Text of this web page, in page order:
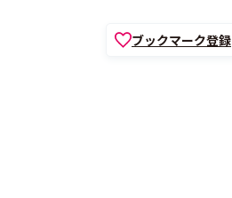
ブックマーク登録